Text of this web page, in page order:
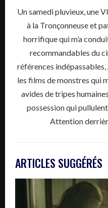
Un samedi pluvieux, une
à la Tronçonneuse et
horrifique qui m’a
recommandables du
références indépassables,
les films de monstres qui
avides de tripes
possession qui
Attention
ARTICLES SUGGÉRÉS